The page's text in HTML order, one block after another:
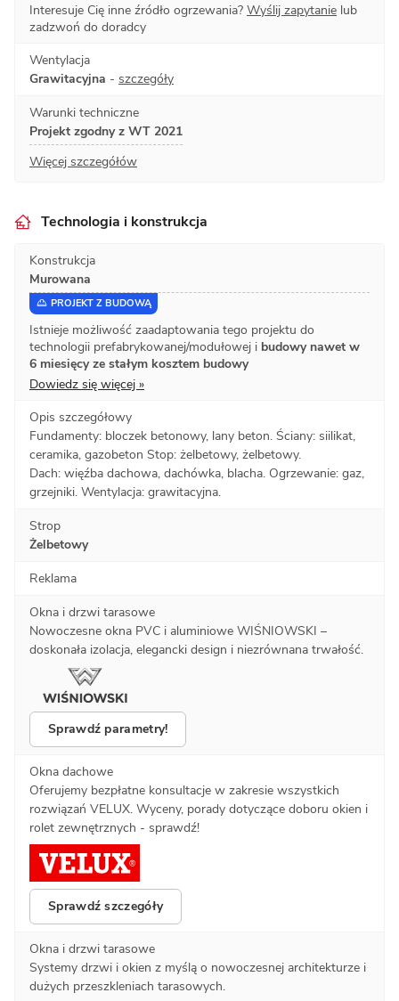
Interesuje Cię inne źródło ogrzewania? Wyślij zapytanie lub
zadzwoń do doradcy
Wentylacja
Grawitacyjna - szczegóły
Warunki techniczne
Projekt zgodny z WT 2021
Więcej szczegółów
Technologia i konstrukcja
Konstrukcja
Murowana
PROJEKT Z BUDOWĄ
Istnieje możliwość zaadaptowania tego projektu do
technologii prefabrykowanej/modułowej i budowy nawet w
6 miesięcy ze stałym kosztem budowy
Dowiedz się więcej »
Opis szczegółowy
Fundamenty: bloczek betonowy, lany beton. Ściany: siilikat,
ceramika, gazobeton Stop: żelbetowy, żelbetowy.
Dach: więźba dachowa, dachówka, blacha. Ogrzewanie: gaz,
grzejniki. Wentylacja: grawitacyjna.
Strop
Żelbetowy
Reklama
Okna i drzwi tarasowe
Nowoczesne okna PVC i aluminiowe WIŚNIOWSKI –
doskonała izolacja, elegancki design i niezrównana trwałość.
Sprawdź parametry!
Okna dachowe
Oferujemy bezpłatne konsultacje w zakresie wszystkich
rozwiązań VELUX. Wyceny, porady dotyczące doboru okien i
rolet zewnętrznych - sprawdź!
Sprawdź szczegóły
Okna i drzwi tarasowe
Systemy drzwi i okien z myślą o nowoczesnej architekturze i
dużych przeszkleniach tarasowych.